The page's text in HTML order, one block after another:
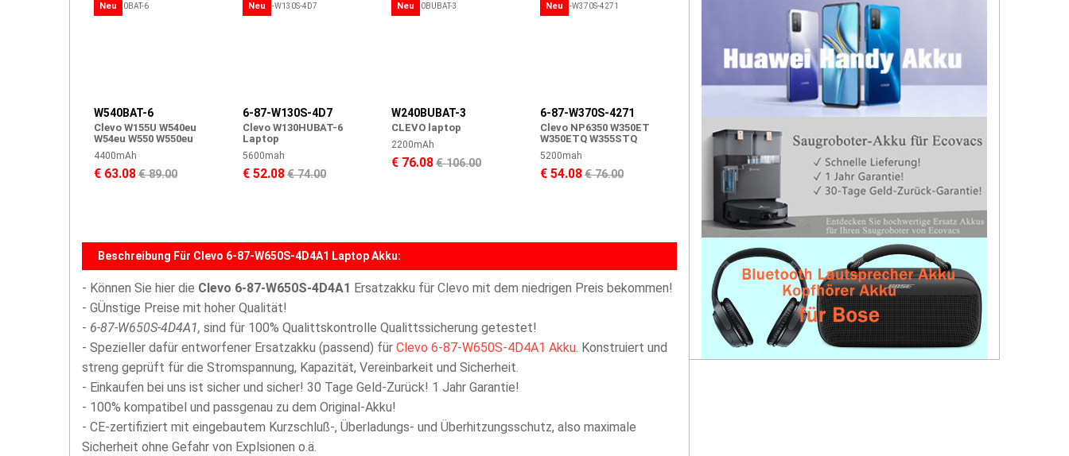
Neu
W540BAT-6
Clevo W155U W540eu
W54eu W550 W550eu
4400mAh
€ 63.08€ 89.00
Neu
6-87-W130S-4D7
Clevo W130HUBAT-6
Laptop
5600mah
€ 52.08€ 74.00
Neu
W240BUBAT-3
CLEVO laptop
2200mAh
€ 76.08€ 106.00
Neu
6-87-W370S-4271
Clevo NP6350 W350ET
W350ETQ W355STQ
5200mah
€ 54.08€ 76.00
Beschreibung Für Clevo 6-87-W650S-4D4A1 Laptop Akku:
- Können Sie hier die Clevo 6-87-W650S-4D4A1 Ersatzakku für Clevo mit dem niedrigen Preis bekommen!
- GÜnstige Preise mit hoher Qualität!
- 6-87-W650S-4D4A1, sind für 100% Qualittskontrolle Qualittssicherung getestet!
- Spezieller dafür entworfener Ersatzakku (passend) für Clevo 6-87-W650S-4D4A1 Akku. Konstruiert und
streng geprüft für die Stromspannung, Kapazität, Vereinbarkeit und Sicherheit.
- Einkaufen bei uns ist sicher und sicher! 30 Tage Geld-Zurück! 1 Jahr Garantie!
- 100% kompatibel und passgenau zu dem Original-Akku!
- CE-zertifiziert mit eingebautem Kurzschluß-, Überladungs- und Überhitzungsschutz, also maximale
Sicherheit ohne Gefahr von Explsionen o.ä.